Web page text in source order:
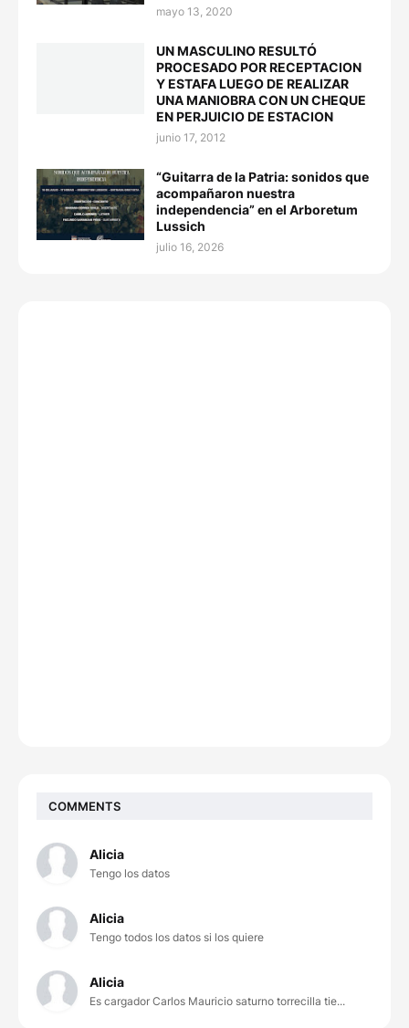
mayo 13, 2020
UN MASCULINO RESULTÓ
PROCESADO POR RECEPTACION
Y ESTAFA LUEGO DE REALIZAR
UNA MANIOBRA CON UN CHEQUE
EN PERJUICIO DE ESTACION
junio 17, 2012
“Guitarra de la Patria: sonidos que
acompañaron nuestra
independencia” en el Arboretum
Lussich
julio 16, 2026
COMMENTS
Alicia
Tengo los datos
Alicia
Tengo todos los datos si los quiere
Alicia
Es cargador Carlos Mauricio saturno torrecilla tie...